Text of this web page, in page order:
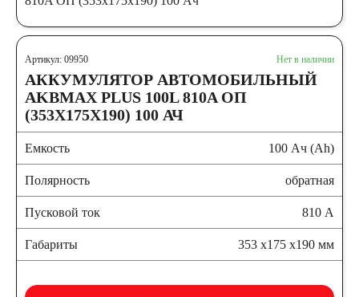
Артикул: 09950 Нет в наличии
АККУМУЛЯТОР АВТОМОБИЛЬНЫЙ
AKBMAX PLUS 100L 810A ОП
(353X175X190) 100 АЧ
Емкость 100 Ач (Ah)
Полярность обратная
Пусковой ток 810 А
Габариты 353 x175 x190 мм